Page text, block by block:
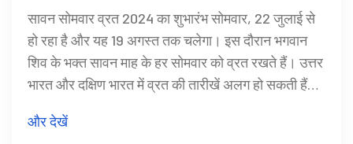
सावन सोमवार व्रत 2024 का शुभारंभ सोमवार, 22 जुलाई से
हो रहा है और यह 19 अगस्त तक चलेगा। इस दौरान भगवान
शिव के भक्त सावन माह के हर सोमवार को व्रत रखते हैं। उत्तर
भारत और दक्षिण भारत में व्रत की तारीखें अलग हो सकती हैं।
करते हैं और फलों, दूध और अन्य सात्विक भोजन का सेवन
और देखें